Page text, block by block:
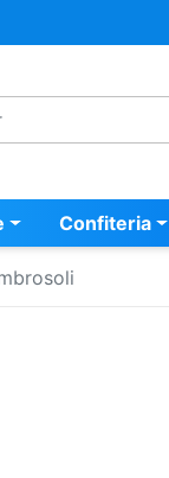
Confiteria